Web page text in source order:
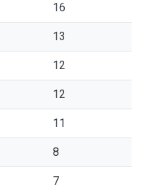
16
13
12
12
11
8
7